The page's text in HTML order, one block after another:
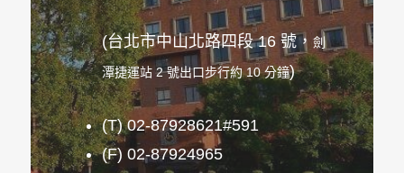
(台北市中山北路四段 16 號，劍
潭捷運站 2 號出口步行約 10 分鐘)
(T) 02-87928621#591
(F) 02-87924965